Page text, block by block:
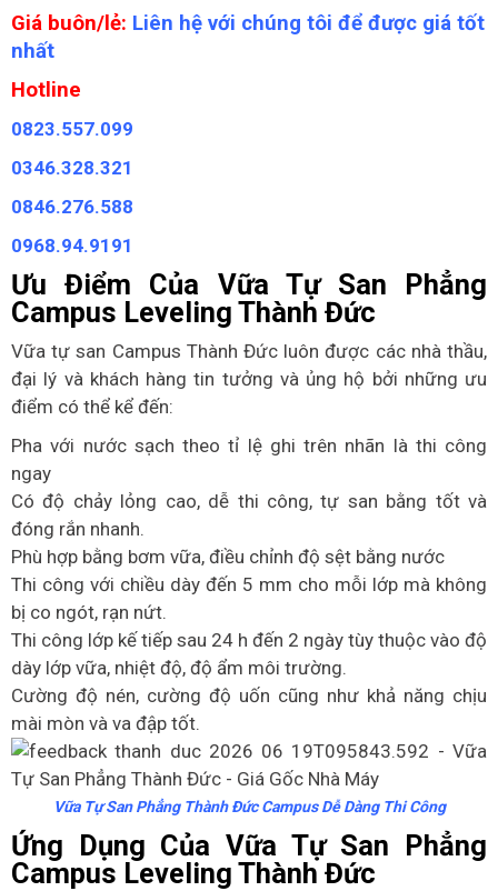
Giá buôn/lẻ: Liên hệ với chúng tôi để được giá tốt
nhất
Hotline
0823.557.099
0346.328.321
0846.276.588
0968.94.9191
Ưu Điểm Của Vữa Tự San Phẳng
Campus Leveling Thành Đức
Vữa tự san Campus Thành Đức luôn được các nhà thầu,
đại lý và khách hàng tin tưởng và ủng hộ bởi những ưu
điểm có thể kể đến:
Pha với nước sạch theo tỉ lệ ghi trên nhãn là thi công
ngay
Có độ chảy lỏng cao, dễ thi công, tự san bằng tốt và
đóng rắn nhanh.
Phù hợp bằng bơm vữa, điều chỉnh độ sệt bằng nước
Thi công với chiều dày đến 5 mm cho mỗi lớp mà không
bị co ngót, rạn nứt.
Thi công lớp kế tiếp sau 24 h đến 2 ngày tùy thuộc vào độ
dày lớp vữa, nhiệt độ, độ ẩm môi trường.
Cường độ nén, cường độ uốn cũng như khả năng chịu
mài mòn và va đập tốt.
Vữa Tự San Phẳng Thành Đức Campus Dễ Dàng Thi Công
Ứng Dụng Của Vữa Tự San Phẳng
Campus Leveling Thành Đức